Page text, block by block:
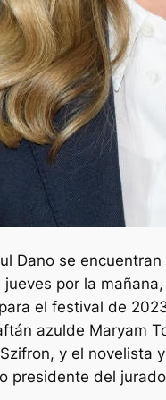
Dano se
jueves por la
el festival de
azulde Maryam
y el novelista
presidente del